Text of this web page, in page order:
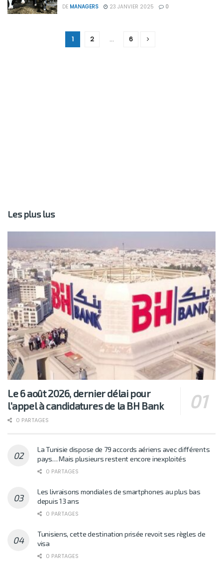
DE MANAGERS 23 JANVIER 2025 0
1 2 … 6
Les plus lus
Le 6 août 2026, dernier délai pour
l’appel à candidatures de la BH Bank
0 PARTAGES
La Tunisie dispose de 79 accords aériens avec différents
pays… Mais plusieurs restent encore inexploités
0 PARTAGES
Les livraisons mondiales de smartphones au plus bas
depuis 13 ans
0 PARTAGES
Tunisiens, cette destination prisée revoit ses règles de
visa
0 PARTAGES